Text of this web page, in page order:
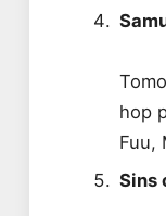
hop
Fuu,
Sins